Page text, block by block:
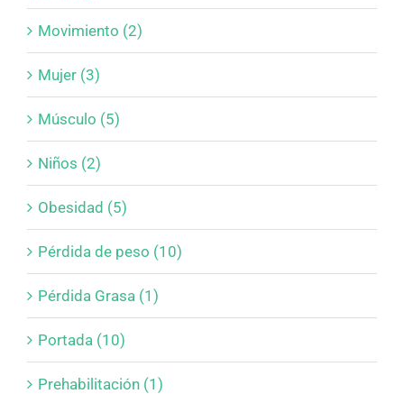
Movimiento (2)
Mujer (3)
Músculo (5)
Niños (2)
Obesidad (5)
Pérdida de peso (10)
Pérdida Grasa (1)
Portada (10)
Prehabilitación (1)